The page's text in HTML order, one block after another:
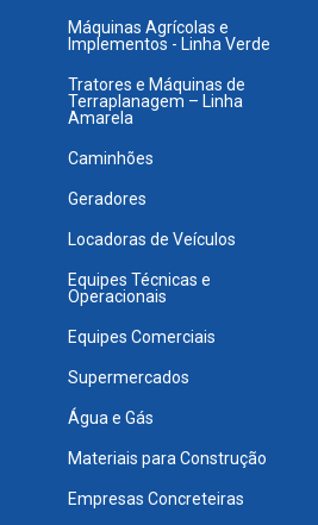
Máquinas Agrícolas e
Implementos - Linha Verde
Tratores e Máquinas de
Terraplanagem – Linha
Amarela
Caminhões
Geradores
Locadoras de Veículos
Equipes Técnicas e
Operacionais
Equipes Comerciais
Supermercados
Água e Gás
Materiais para Construção
Empresas Concreteiras